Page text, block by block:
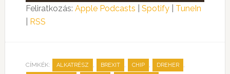
Feliratkozás: Apple Podcasts Spotify| TuneIn
RSS
CÍMKÉK: ALKATRÉSZ , BREXIT , CHIP , DREHER ,